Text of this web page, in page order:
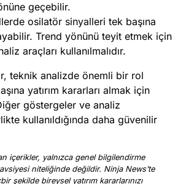
geçebilir.
osilatör sinyalleri tek başına
Trend yönünü teyit etmek için
araçları kullanılmalıdır.
teknik analizde önemli bir rol
yatırım kararları almak için
göstergeler ve analiz
kullanıldığında daha güvenilir
içerikler, yalnızca genel bilgilendirme
tavsiyesi niteliğinde değildir. Ninja News’te
şekilde bireysel yatırım kararlarınızı